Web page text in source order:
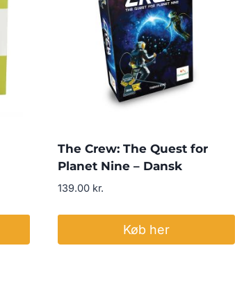
The Crew: The Quest for
Planet Nine – Dansk
139.00 kr.
Køb her